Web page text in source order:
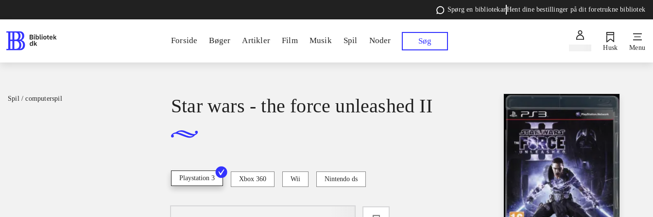
Spørg en bibliotekarHent dine bestillinger på dit foretrukne bibliotek
Forside Bøger Artikler Film Musik Spil Noder Søg
Husk Menu
Spil / computerspil Star wars - the force unleashed II
Playstation 3 Xbox 360 Wii Nintendo ds